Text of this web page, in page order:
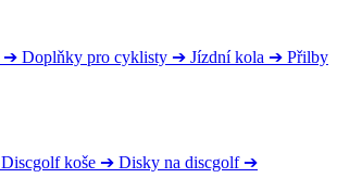
➔ Doplňky pro cyklisty ➔ Jízdní kola ➔ Přilby
Discgolf koše ➔ Disky na discgolf ➔